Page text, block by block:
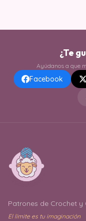
¿Te
Ayúdanos a que
Facebook
Patrones de Crochet y
El límite es tu imaginación